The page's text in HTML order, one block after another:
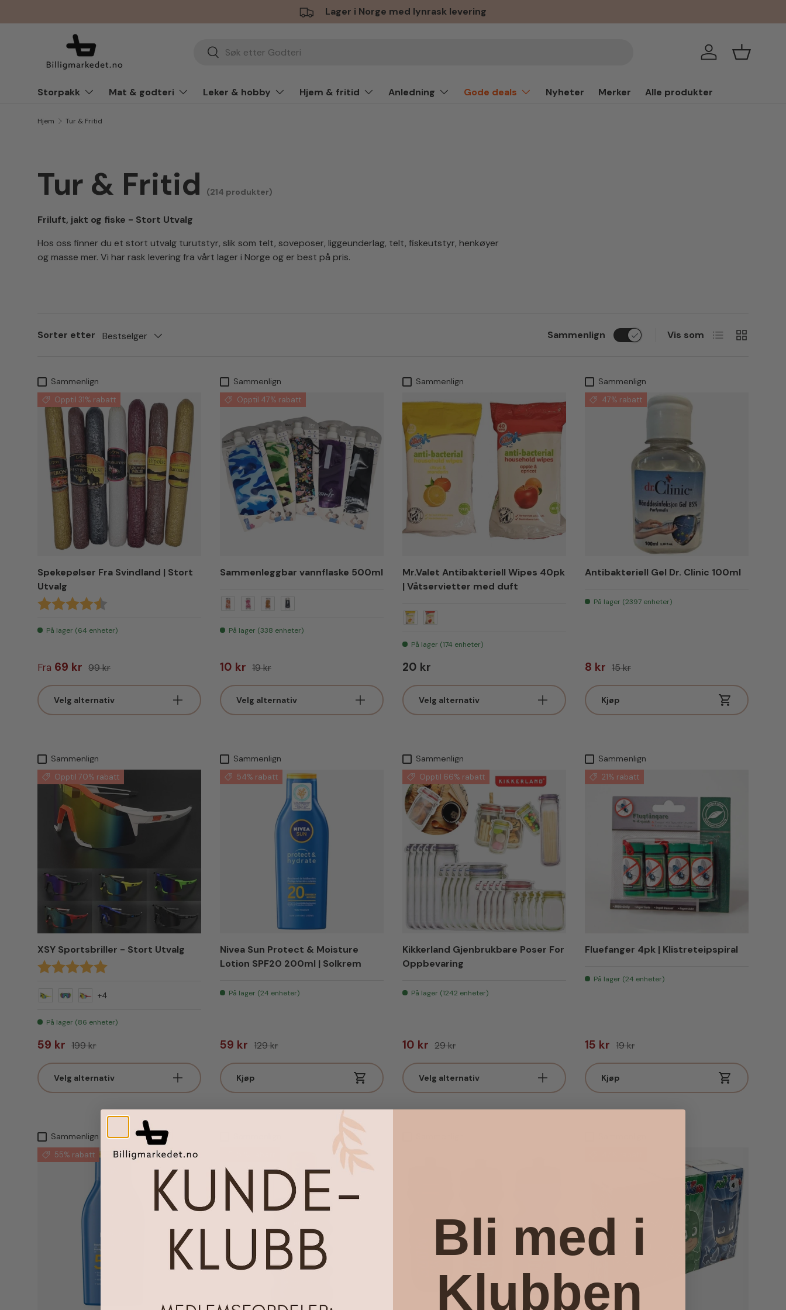
Hopp til innhold
Lager i Norge med lynrask levering
Søk Logg inn
Storpakk Mat & godteri Leker & hobby Hjem & fritid Anledning Gode deals Nyheter Merker Alle produkter
Hjem Tur & Fritid
Tur & Fritid (214 produkter)
Friluft, jakt og fiske - Stort Utvalg
Hos oss finner du et stort utvalg turutstyr, slik som telt, soveposer, liggeunderlag, telt, fiskeutstyr, henkøyer
og masse mer. Vi har rask levering fra vårt lager i Norge og er best på pris.
Sorter etter Bestselger Sammenlign Vis som Liste Rutenett
Sammenlign
Opptil 31% rabatt
Spekepølser Fra Svindland | Stort
Utvalg
Karakter:
På lager (64 enheter)
Salgspris
Fra 69 kr Vanlig pris
99 kr
Velg alternativ
Sammenlign
Opptil 47% rabatt
Sammenleggbar vannflaske 500ml
På lager (338 enheter)
Salgspris
10 kr Vanlig pris
19 kr
Velg alternativ
Sammenlign
Mr.Valet Antibakteriell Wipes 40pk
| Våtservietter med duft
På lager (174 enheter)
Vanlig pris
20 kr
Velg alternativ
Sammenlign
47% rabatt
Antibakteriell Gel Dr. Clinic 100ml
På lager (2397 enheter)
Salgspris
8 kr Vanlig pris
15 kr
Kjøp
Sammenlign
Opptil 70% rabatt
XSY Sportsbriller - Stort Utvalg
Karakter:
+4
På lager (86 enheter)
Salgspris
59 kr Vanlig pris
199 kr
Velg alternativ
Sammenlign
54% rabatt
Nivea Sun Protect & Moisture
Lotion SPF20 200ml | Solkrem
På lager (24 enheter)
Salgspris
59 kr Vanlig pris
129 kr
Kjøp
Sammenlign
Opptil 66% rabatt
Kikkerland Gjenbrukbare Poser For
Oppbevaring
På lager (1242 enheter)
Salgspris
10 kr Vanlig pris
29 kr
Velg alternativ
Sammenlign
21% rabatt
Fluefanger 4pk | Klistreteipspiral
På lager (24 enheter)
Salgspris
15 kr Vanlig pris
19 kr
Kjøp
Sammenlign
55% rabatt
Bli med i
Klubben